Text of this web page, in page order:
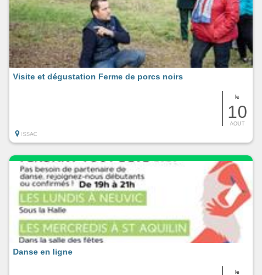
le
10
AOUT
Visite et dégustation Ferme de porcs noirs
ISSAC
le
Danse en ligne